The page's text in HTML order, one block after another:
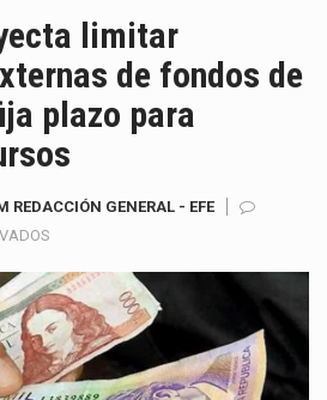
limitar
de fondos de
plazo para
REDACCIÓN GENERAL - EFE
PROYECTA
LIMITAR
INVERSIONES
EXTERNAS
DE